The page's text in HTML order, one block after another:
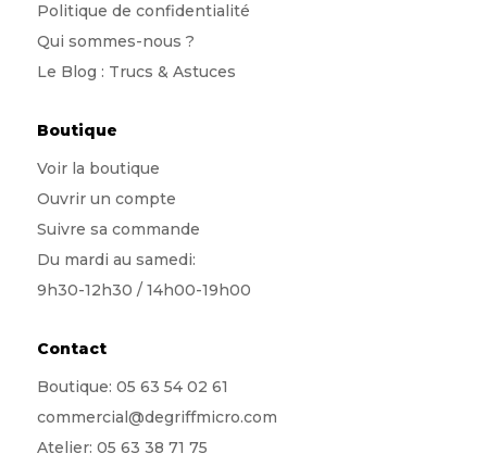
Politique de confidentialité
Qui sommes-nous ?
Le Blog : Trucs & Astuces
Boutique
Voir la boutique
Ouvrir un compte
Suivre sa commande
Du mardi au samedi:
9h30-12h30 / 14h00-19h00
Contact
Boutique: 05 63 54 02 61
commercial@degriffmicro.com
Atelier: 05 63 38 71 75